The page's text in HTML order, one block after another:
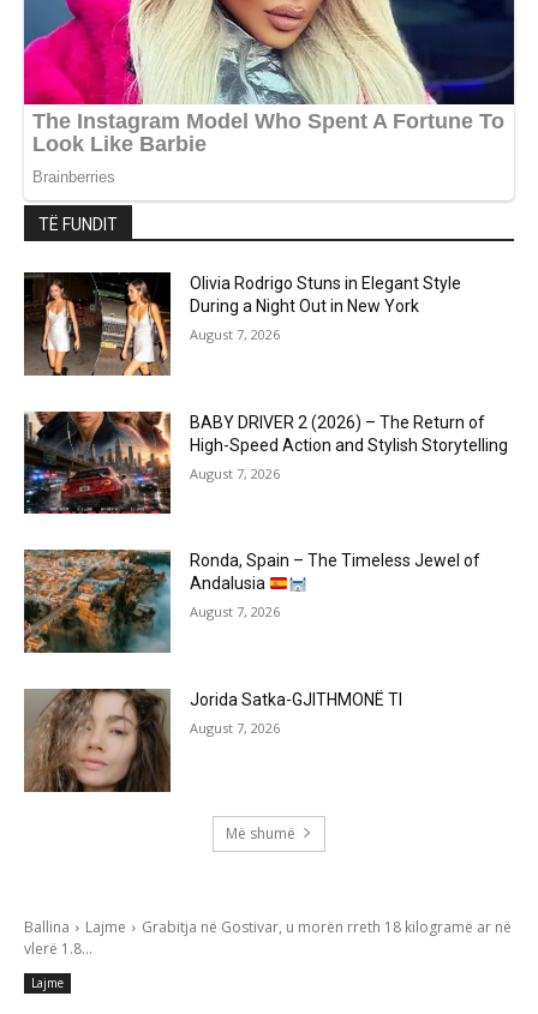
TË FUNDIT
Olivia Rodrigo Stuns in Elegant Style
During a Night Out in New York
August 7, 2026
BABY DRIVER 2 (2026) – The Return of
High-Speed Action and Stylish Storytelling
August 7, 2026
Ronda, Spain – The Timeless Jewel of
Andalusia
August 7, 2026
Jorida Satka-GJITHMONË TI
August 7, 2026
Më shumë